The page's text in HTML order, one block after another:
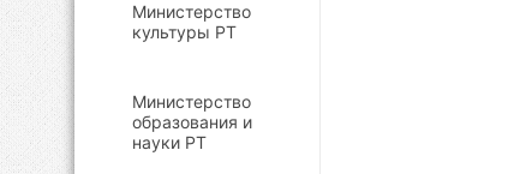
Министерство
культуры РТ
Министерство
образования и
науки РТ